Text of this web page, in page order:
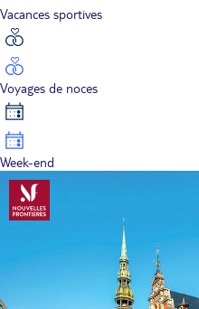
Vacances sportives
Voyages de noces
Week-end